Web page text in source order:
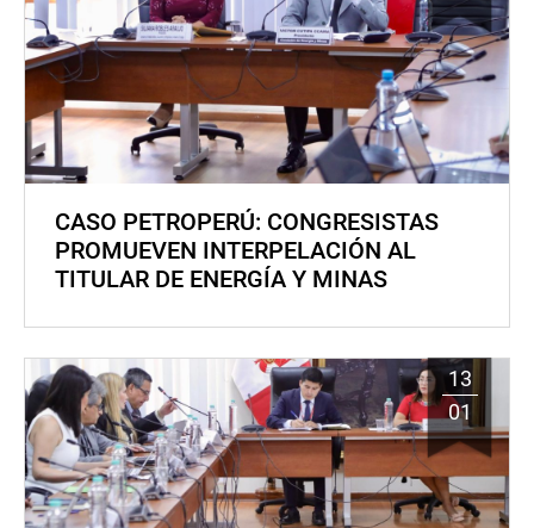
CASO PETROPERÚ: CONGRESISTAS
PROMUEVEN INTERPELACIÓN AL
TITULAR DE ENERGÍA Y MINAS
13
01